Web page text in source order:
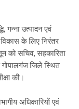
गन्ना उत्पादन एवं
के लिए निरंतर
को सचिव, सहकारिता
गोपालगंज जिले स्थित
की।
अधिकारियों एवं